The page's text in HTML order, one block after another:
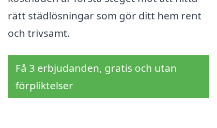
rätt städlösningar som gör ditt hem rent
och trivsamt.
Få 3 erbjudanden, gratis och utan
förpliktelser